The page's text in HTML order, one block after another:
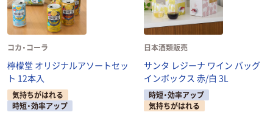
コカ・コーラ
檸檬堂 オリジナルアソートセッ
ト 12本入
気持ちがはれる
時短・効率アップ
日本酒類販売
サンタ レジーナ ワイン バッグ
インボックス 赤/白 3L
時短・効率アップ
気持ちがはれる